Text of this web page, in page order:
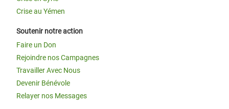
Crise au Yémen
Soutenir notre action
Faire un Don
Rejoindre nos Campagnes
Travailler Avec Nous
Devenir Bénévole
Relayer nos Messages